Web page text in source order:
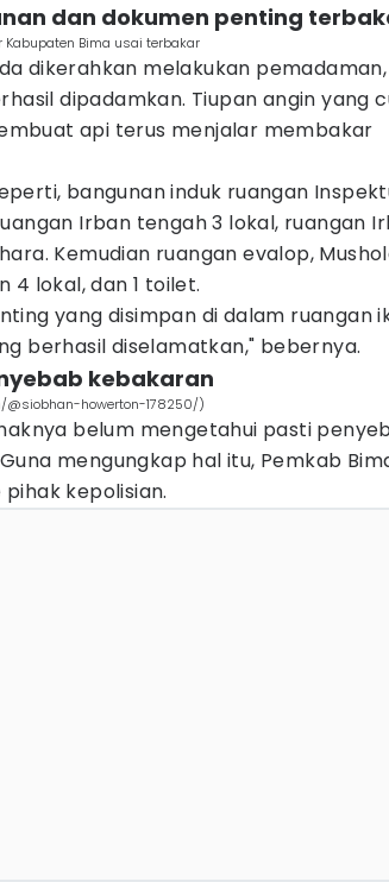
dan dokumen penting
Bima usai terbakar
dikerahkan melakukan
dipadamkan. Tiupan angin yang
api terus menjalar membakar
bangunan induk ruangan
Irban tengah 3 lokal, ruangan
Kemudian ruangan evalop,
4 lokal, dan 1 toilet.
yang disimpan di dalam ruangan
berhasil diselamatkan," bebernya.
kebakaran
howerton-178250/)
belum mengetahui pasti
mengungkap hal itu, Pemkab
kepolisian.